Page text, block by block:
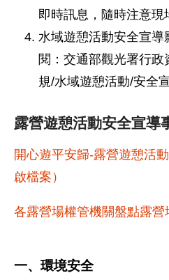
即時訊息，隨時注意現
水域遊憩活動安全宣導
閱：交通部觀光署行
規/水域遊憩活動/安全
露營遊憩活動安全宣導
開心遊平安歸-露營遊憩活
啟檔案）
各露營場權管機關盤點露營
一、環境安全